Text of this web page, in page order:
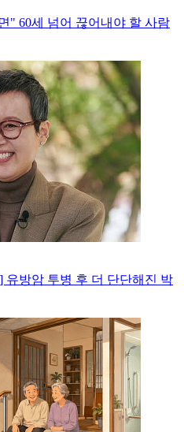
" 60세 넘어 끊어내야 할 사람
유방암 투병 후 더 단단해진 박